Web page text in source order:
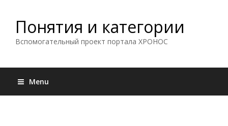
Понятия и категории
Вспомогательный проект портала ХРОНОС
Menu